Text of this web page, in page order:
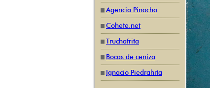
Agencia Pinocho
Cohete.net
Truchafrita
Bocas de ceniza
Ignacio Piedrahíta